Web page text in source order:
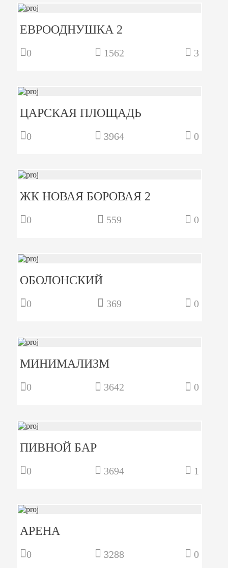
ЕВРООДНУШКА 2
0 1562 3
ЦАРСКАЯ ПЛОЩАДЬ
0 3964 0
ЖК НОВАЯ БОРОВАЯ 2
0 559 0
ОБОЛОНСКИЙ
0 369 0
МИНИМАЛИЗМ
0 3642 0
ПИВНОЙ БАР
0 3694 1
АРЕНА
0 3288 0